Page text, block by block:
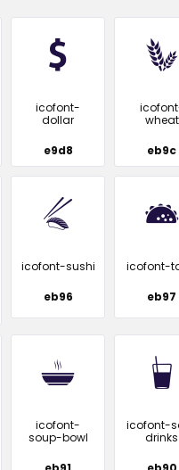
icofont-
dollar
e9d8
wheat
eb9c
icofont-sushi
eb96
icofont-
eb97
icofont-
soup-bowl
icofont-
drinks